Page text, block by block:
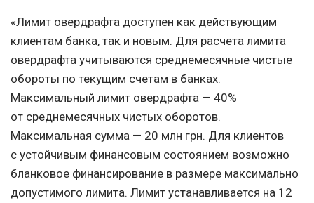
«Лимит овердрафта доступен как действующим
клиентам банка, так и новым. Для расчета лимита
овердрафта учитываются среднемесячные чистые
обороты по текущим счетам в банках.
Максимальный лимит овердрафта — 40%
от среднемесячных чистых оборотов.
Максимальная сумма — 20 млн грн. Для клиентов
с устойчивым финансовым состоянием возможно
бланковое финансирование в размере максимально
допустимого лимита. Лимит устанавливается на 12